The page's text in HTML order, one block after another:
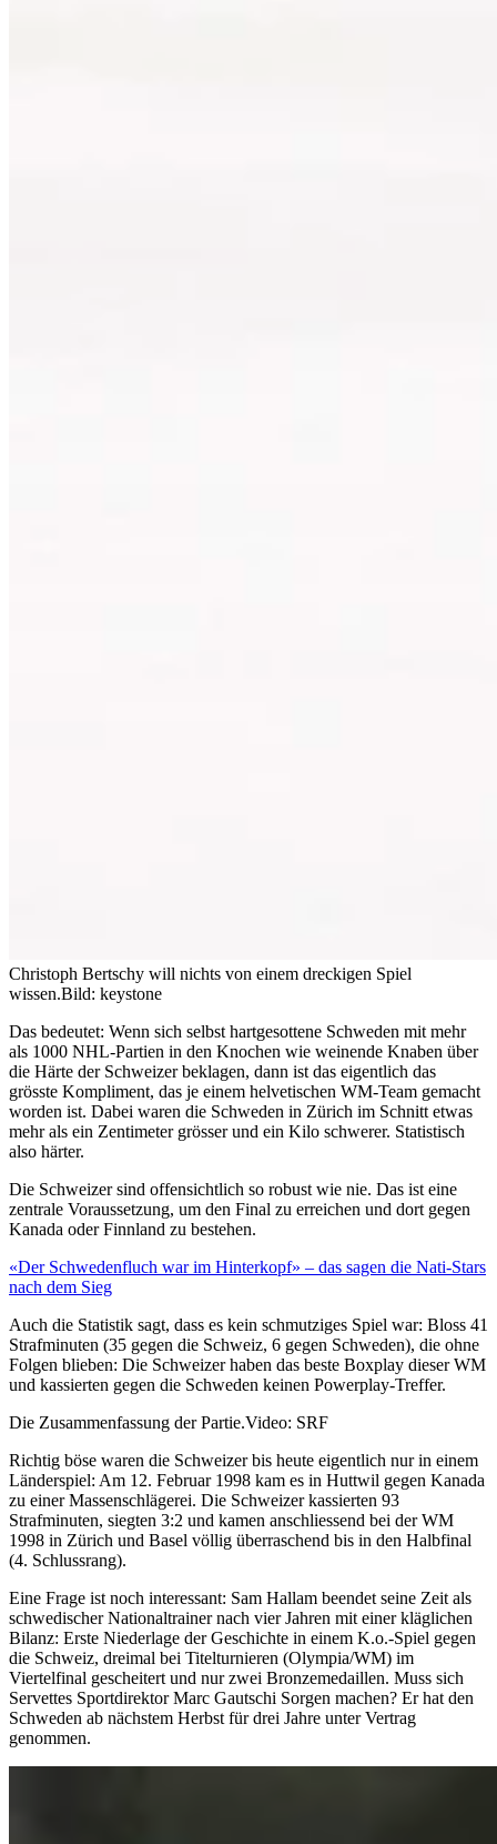
Christoph Bertschy will nichts von einem dreckigen Spiel
wissen.Bild: keystone
Das bedeutet: Wenn sich selbst hartgesottene Schweden mit mehr
als 1000 NHL-Partien in den Knochen wie weinende Knaben über
die Härte der Schweizer beklagen, dann ist das eigentlich das
grösste Kompliment, das je einem helvetischen WM-Team gemacht
worden ist. Dabei waren die Schweden in Zürich im Schnitt etwas
mehr als ein Zentimeter grösser und ein Kilo schwerer. Statistisch
also härter.
Die Schweizer sind offensichtlich so robust wie nie. Das ist eine
zentrale Voraussetzung, um den Final zu erreichen und dort gegen
Kanada oder Finnland zu bestehen.
«Der Schwedenfluch war im Hinterkopf» – das sagen die Nati-Stars
nach dem Sieg
Auch die Statistik sagt, dass es kein schmutziges Spiel war: Bloss 41
Strafminuten (35 gegen die Schweiz, 6 gegen Schweden), die ohne
Folgen blieben: Die Schweizer haben das beste Boxplay dieser WM
und kassierten gegen die Schweden keinen Powerplay-Treffer.
Die Zusammenfassung der Partie.Video: SRF
Richtig böse waren die Schweizer bis heute eigentlich nur in einem
Länderspiel: Am 12. Februar 1998 kam es in Huttwil gegen Kanada
zu einer Massenschlägerei. Die Schweizer kassierten 93
Strafminuten, siegten 3:2 und kamen anschliessend bei der WM
1998 in Zürich und Basel völlig überraschend bis in den Halbfinal
(4. Schlussrang).
Eine Frage ist noch interessant: Sam Hallam beendet seine Zeit als
schwedischer Nationaltrainer nach vier Jahren mit einer kläglichen
Bilanz: Erste Niederlage der Geschichte in einem K.o.-Spiel gegen
die Schweiz, dreimal bei Titelturnieren (Olympia/WM) im
Viertelfinal gescheitert und nur zwei Bronzemedaillen. Muss sich
Servettes Sportdirektor Marc Gautschi Sorgen machen? Er hat den
Schweden ab nächstem Herbst für drei Jahre unter Vertrag
genommen.